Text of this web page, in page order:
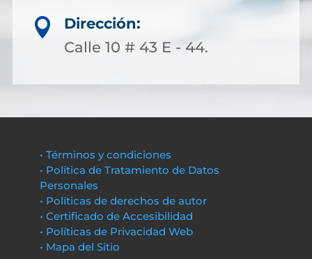

Dirección:
Calle 10 # 43 E - 44.
• Términos y condiciones
• Política de Tratamiento de Datos
Personales
• Políticas de derechos de autor
• Certificado de Accesibilidad
• Políticas de Privacidad Web
• Mapa del Sitio